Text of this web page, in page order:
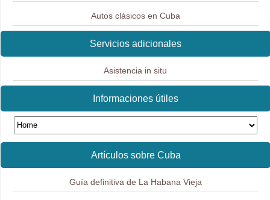
Autos clásicos en Cuba
Servicios adicionales
Asistencia in situ
Informaciones útiles
Artículos sobre Cuba
Guía definitiva de La Habana Vieja